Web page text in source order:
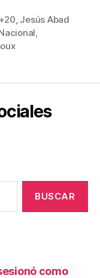
, Jesús Abad
,
como